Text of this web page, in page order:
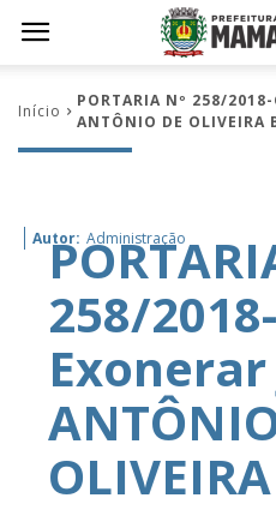
Início
PORTARIA Nº 258/
ANTÔNIO DE OLIVEIRA
Autor: Administração
258/
Exonerar